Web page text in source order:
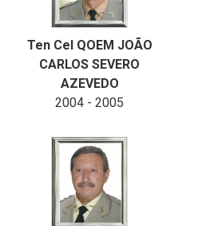
Ten Cel QOEM JOÃO
CARLOS SEVERO
AZEVEDO
2004 - 2005